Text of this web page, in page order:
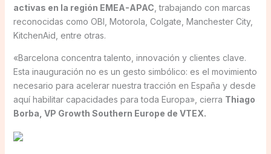
activas en la región EMEA-APAC , trabajando con marcas
reconocidas como OBI, Motorola, Colgate, Manchester City,
KitchenAid, entre otras.
«Barcelona concentra talento, innovación y clientes clave.
Esta inauguración no es un gesto simbólico: es el movimiento
necesario para acelerar nuestra tracción en España y desde
aquí habilitar capacidades para toda Europa», cierra Thiago
Borba, VP Growth Southern Europe de VTEX.